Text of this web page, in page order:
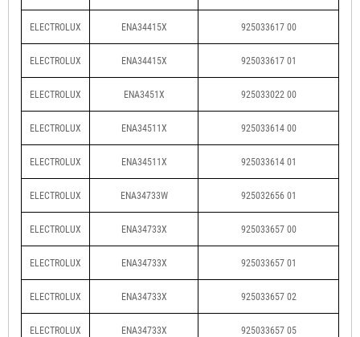
ELECTROLUX ENA34415X 925033617 00
ELECTROLUX ENA34415X 925033617 01
ELECTROLUX ENA3451X 925033022 00
ELECTROLUX ENA34511X 925033614 00
ELECTROLUX ENA34511X 925033614 01
ELECTROLUX ENA34733W 925032656 01
ELECTROLUX ENA34733X 925033657 00
ELECTROLUX ENA34733X 925033657 01
ELECTROLUX ENA34733X 925033657 02
ELECTROLUX ENA34733X 925033657 05